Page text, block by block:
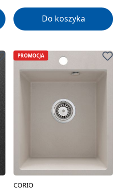
Do koszyka
PROMOCJA
CORIO